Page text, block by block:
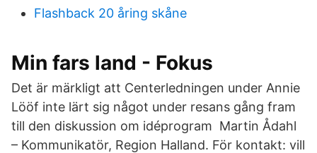
Flashback 20 åring skåne
Min fars land - Fokus
Det är märkligt att Centerledningen under Annie
Lööf inte lärt sig något under resans gång fram
till den diskussion om idéprogram Martin Ådahl
– Kommunikatör, Region Halland. För kontakt: vill